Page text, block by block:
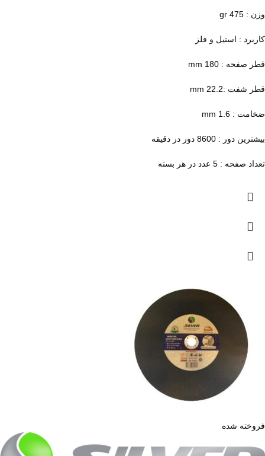
وزن : 475 gr
کاربرد : استیل و فلز
قطر صفحه : 180 mm
قطر شفت :22.2 mm
ضخامت : 1.6 mm
بیشترین دور : 8600 دور در دقیقه
تعداد صفحه : 5 عدد در هر بسته
فروخته شده